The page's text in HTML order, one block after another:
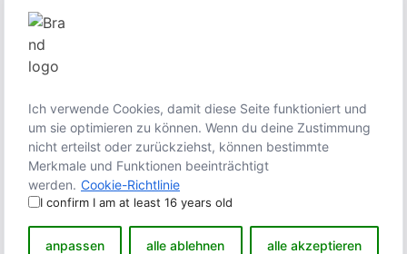
Ich verwende Cookies, damit diese Seite funktioniert und
um sie optimieren zu können. Wenn du deine Zustimmung
nicht erteilst oder zurückziehst, können bestimmte
Merkmale und Funktionen beeinträchtigt
werden. Cookie-Richtlinie
I confirm I am at least 16 years old
anpassen alle ablehnen alle akzeptieren
Ein Plädoyer für die dauerhafte
Winterzeit
Am 31. März 2024 wurden die Uhren wieder eine
Stunde vorgestellt von der Winterzeit auf die
Sommerzeit. Glücklicherweise fiel die
Weiterlesen